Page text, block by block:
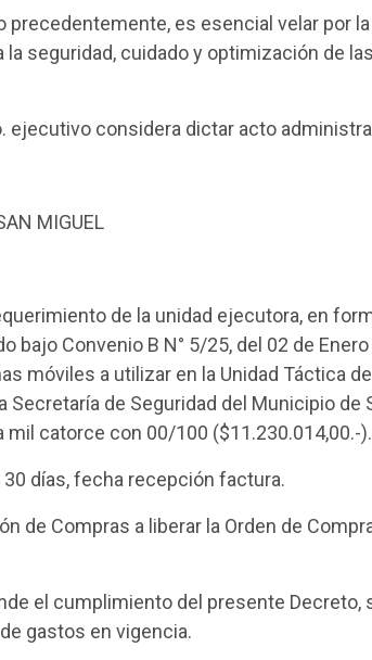
precedentemente, es esencial velar por
la seguridad, cuidado y optimización de
ejecutivo considera dictar acto
MIGUEL
de la unidad ejecutora, en
bajo Convenio B N° 5/25, del 02 de
móviles a utilizar en la Unidad Táctica
de Seguridad del Municipio de
catorce con 00/100 ($11.230.014,00.-).
días, fecha recepción factura.
de Compras a liberar la Orden de
el cumplimiento del presente
gastos en vigencia.